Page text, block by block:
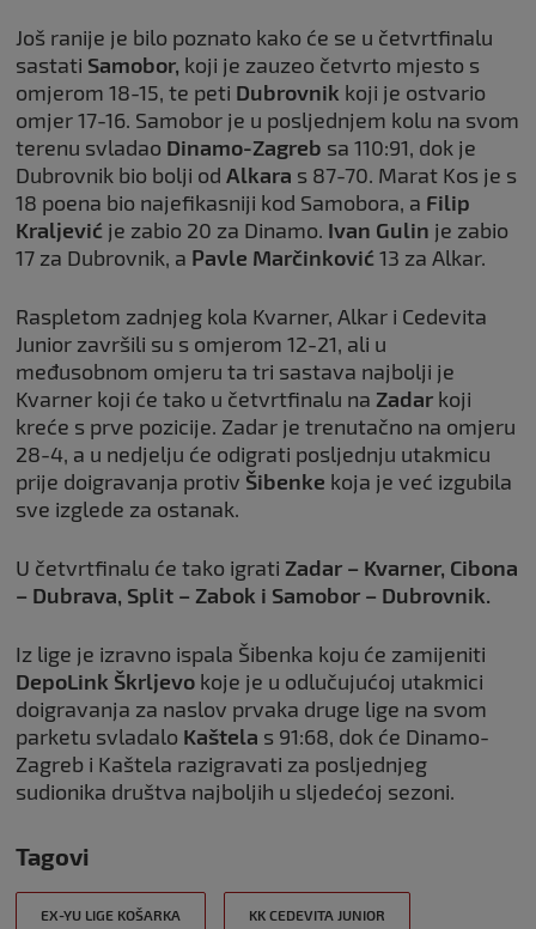
Još ranije je bilo poznato kako će se u četvrtfinalu
sastati Samobor, koji je zauzeo četvrto mjesto s
omjerom 18-15, te peti Dubrovnik koji je ostvario
omjer 17-16. Samobor je u posljednjem kolu na svom
terenu svladao Dinamo-Zagreb sa 110:91, dok je
Dubrovnik bio bolji od Alkara s 87-70. Marat Kos je s
18 poena bio najefikasniji kod Samobora, a Filip
Kraljević je zabio 20 za Dinamo. Ivan Gulin je zabio
17 za Dubrovnik, a Pavle Marčinković 13 za Alkar.
Raspletom zadnjeg kola Kvarner, Alkar i Cedevita
Junior završili su s omjerom 12-21, ali u
međusobnom omjeru ta tri sastava najbolji je
Kvarner koji će tako u četvrtfinalu na Zadar koji
kreće s prve pozicije. Zadar je trenutačno na omjeru
28-4, a u nedjelju će odigrati posljednju utakmicu
prije doigravanja protiv Šibenke koja je već izgubila
sve izglede za ostanak.
U četvrtfinalu će tako igrati Zadar – Kvarner, Cibona
– Dubrava, Split – Zabok i Samobor – Dubrovnik.
Iz lige je izravno ispala Šibenka koju će zamijeniti
DepoLink Škrljevo koje je u odlučujućoj utakmici
doigravanja za naslov prvaka druge lige na svom
parketu svladalo Kaštela s 91:68, dok će Dinamo-
Zagreb i Kaštela razigravati za posljednjeg
sudionika društva najboljih u sljedećoj sezoni.
Tagovi
EX-YU LIGE KOŠARKA KK CEDEVITA JUNIOR